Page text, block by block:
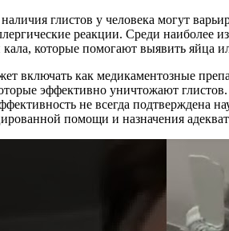
глистов у человека могут
реакции. Среди наиболее
которые помогают выявить яйца
включать как медикаментозные
эффективно уничтожают
не всегда
помощи и назначения